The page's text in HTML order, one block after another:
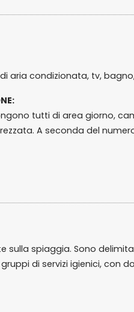
aria condizionata, tv,
tutti di area giorno,
A seconda del
sulla spiaggia. Sono
di servizi igienici, con